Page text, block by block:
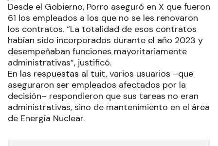
Desde el Gobierno, Porro aseguró en X que fueron
61 los empleados a los que no se les renovaron
los contratos. “La totalidad de esos contratos
habían sido incorporados durante el año 2023 y
desempeñaban funciones mayoritariamente
administrativas”, justificó.
En las respuestas al tuit, varios usuarios –que
aseguraron ser empleados afectados por la
decisión– respondieron que sus tareas no eran
administrativas, sino de mantenimiento en el área
de Energía Nuclear.